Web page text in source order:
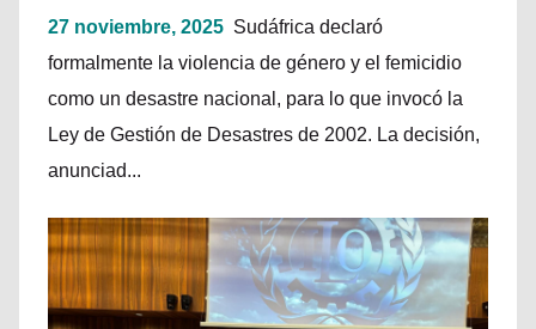
27 noviembre, 2025 Sudáfrica declaró
formalmente la violencia de género y el femicidio
como un desastre nacional, para lo que invocó la
Ley de Gestión de Desastres de 2002. La decisión,
anunciad...